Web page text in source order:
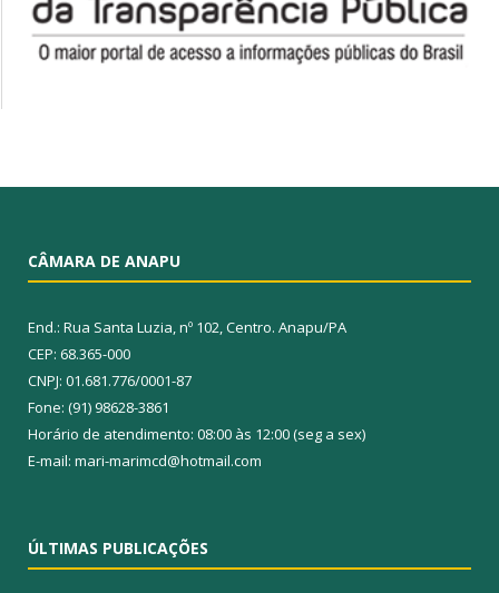
CÂMARA DE ANAPU
End.: Rua Santa Luzia, nº 102, Centro. Anapu/PA
CEP: 68.365-000
CNPJ: 01.681.776/0001-87
Fone: (91) 98628-3861
Horário de atendimento: 08:00 às 12:00 (seg a sex)
E-mail: mari-marimcd@hotmail.com
ÚLTIMAS PUBLICAÇÕES